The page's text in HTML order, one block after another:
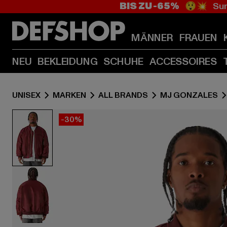
BIS ZU -65% 😲💥
MÄNNER FRAUEN
NEU BEKLEIDUNG SCHUHE ACCESSOIRES
UNISEX MARKEN ALL BRANDS MJ GONZALES
-30%